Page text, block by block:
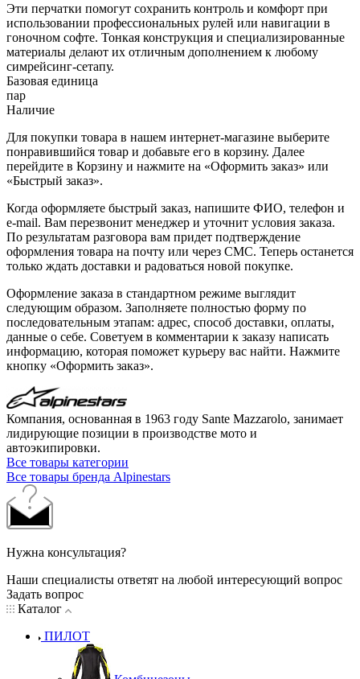
Эти перчатки помогут сохранить контроль и комфорт при
использовании профессиональных рулей или навигации в
гоночном софте. Тонкая конструкция и специализированные
материалы делают их отличным дополнением к любому
симрейсинг-сетапу.
Базовая единица
пар
Наличие
Для покупки товара в нашем интернет-магазине выберите
понравившийся товар и добавьте его в корзину. Далее
перейдите в Корзину и нажмите на «Оформить заказ» или
«Быстрый заказ».
Когда оформляете быстрый заказ, напишите ФИО, телефон и
e-mail. Вам перезвонит менеджер и уточнит условия заказа.
По результатам разговора вам придет подтверждение
оформления товара на почту или через СМС. Теперь останется
только ждать доставки и радоваться новой покупке.
Оформление заказа в стандартном режиме выглядит
следующим образом. Заполняете полностью форму по
последовательным этапам: адрес, способ доставки, оплаты,
данные о себе. Советуем в комментарии к заказу написать
информацию, которая поможет курьеру вас найти. Нажмите
кнопку «Оформить заказ».
Компания, основанная в 1963 году Sante Mazzarolo, занимает
лидирующие позиции в производстве мото и
автоэкипировки.
Все товары категории
Все товары бренда Alpinestars
Нужна консультация?
Наши специалисты ответят на любой интересующий вопрос
Задать вопрос
Каталог
ПИЛОТ